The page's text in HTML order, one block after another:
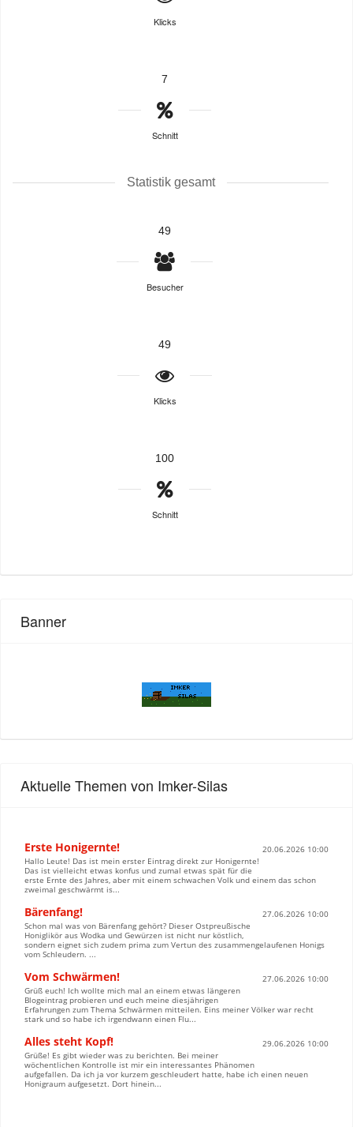
Klicks
7
Schnitt
Statistik gesamt
49
Besucher
49
Klicks
100
Schnitt
Banner
Aktuelle Themen von Imker-Silas
Erste Honigernte!
20.06.2026 10:00
Hallo Leute! Das ist mein erster Eintrag direkt zur Honigernte!
Das ist vielleicht etwas konfus und zumal etwas spät für die
erste Ernte des Jahres, aber mit einem schwachen Volk und einem das schon
zweimal geschwärmt is...
Bärenfang!
27.06.2026 10:00
Schon mal was von Bärenfang gehört? Dieser Ostpreußische
Honiglikör aus Wodka und Gewürzen ist nicht nur köstlich,
sondern eignet sich zudem prima zum Vertun des zusammengelaufenen Honigs
vom Schleudern. ...
Vom Schwärmen!
27.06.2026 10:00
Grüß euch! Ich wollte mich mal an einem etwas längeren
Blogeintrag probieren und euch meine diesjährigen
Erfahrungen zum Thema Schwärmen mitteilen. Eins meiner Völker war recht
stark und so habe ich irgendwann einen Flu...
Alles steht Kopf!
29.06.2026 10:00
Grüße! Es gibt wieder was zu berichten. Bei meiner
wöchentlichen Kontrolle ist mir ein interessantes Phänomen
aufgefallen. Da ich ja vor kurzem geschleudert hatte, habe ich einen neuen
Honigraum aufgesetzt. Dort hinein...